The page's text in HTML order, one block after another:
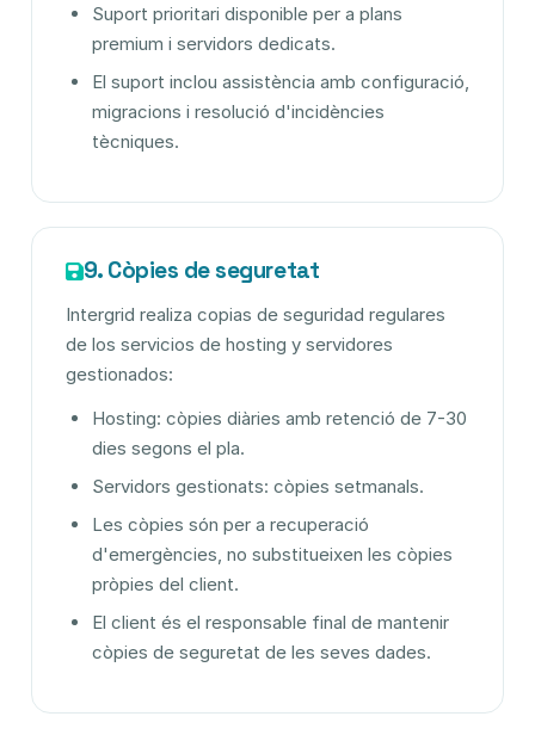
Suport prioritari disponible per a plans
premium i servidors dedicats.
El suport inclou assistència amb configuració,
migracions i resolució d'incidències
tècniques.
9. Còpies de seguretat
Intergrid realiza copias de seguridad regulares
de los servicios de hosting y servidores
gestionados:
Hosting: còpies diàries amb retenció de 7-30
dies segons el pla.
Servidors gestionats: còpies setmanals.
Les còpies són per a recuperació
d'emergències, no substitueixen les còpies
pròpies del client.
El client és el responsable final de mantenir
còpies de seguretat de les seves dades.